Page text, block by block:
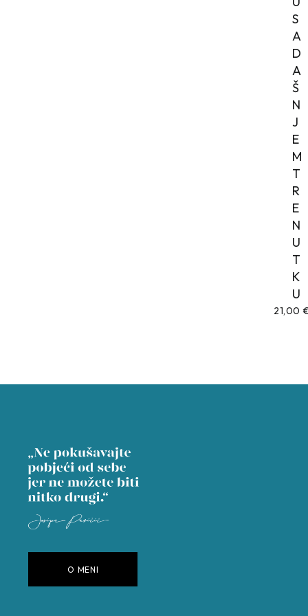
S
A
D
A
Š
N
J
E
M
T
R
E
N
U
T
K
U
21,00
O MENI